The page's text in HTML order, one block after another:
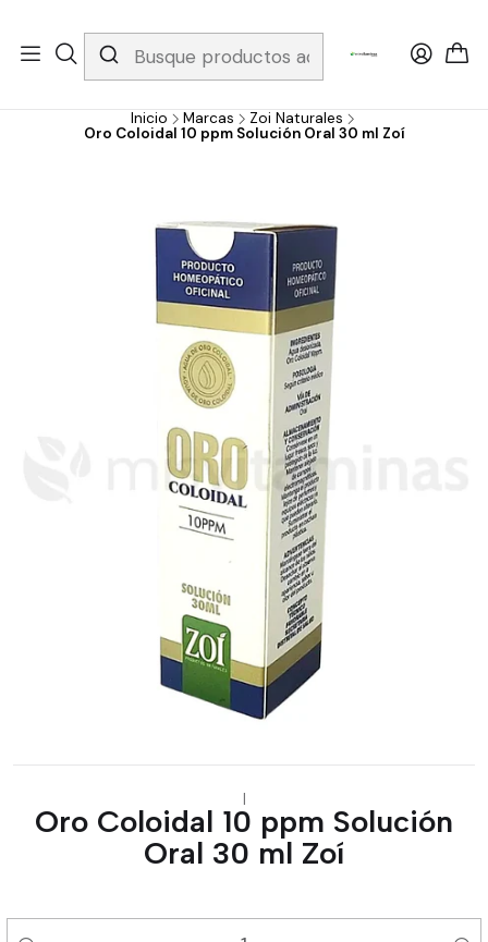
Whatsapp 3229079958/ Fijo 6019251796 / Envios a todo el país y
gratis apartir de 199.000!
Inicio Marcas
Zoi Naturales
Oro Coloidal 10 ppm Solución Oral 30 ml Zoí
|
Oro Coloidal 10 ppm Solución
Oral 30 ml Zoí